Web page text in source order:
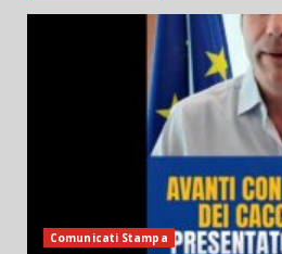
Comunicati Stampa